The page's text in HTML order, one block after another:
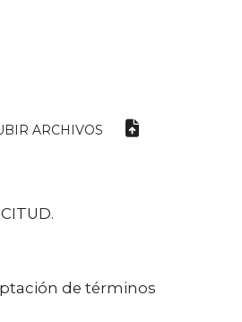
ARCHIVOS
de términos